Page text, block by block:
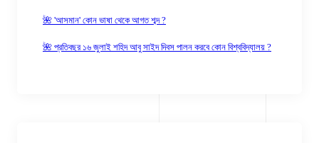
🌺 'আসমান' কোন ভাষা থেকে আগত শব্দ ?
🌺 প্রতিবছর ১৬ জুলাই শহিদ আবু সাইদ দিবস পালন করবে কোন বিশ্ববিদ্যালয় ?